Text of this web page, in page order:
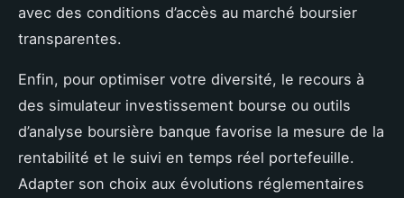
avec des conditions d’accès au marché boursier
transparentes.
Enfin, pour optimiser votre diversité, le recours à
des simulateur investissement bourse ou outils
d’analyse boursière banque favorise la mesure de la
rentabilité et le suivi en temps réel portefeuille.
Adapter son choix aux évolutions réglementaires